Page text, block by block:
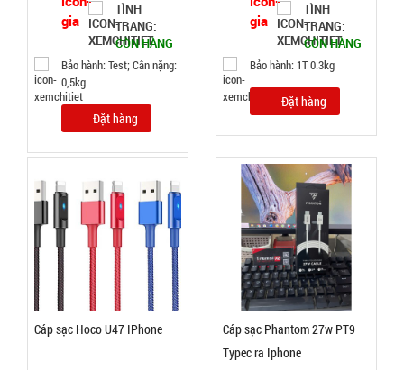
Cân nặng:
1kg
inox 1,8 Lít
( T24, full
vat )
SP004162
GIÁ:
TÌNH
TRẠNG:
CÒN HÀNG
Bảo hành: Test; Cân nặng:
0,5kg
Đặt hàng
TÌNH
TRẠNG:
CÒN HÀNG
Bảo hành: 1T 0.3kg
Đặt hàng
Cáp sạc Hoco U47 IPhone
Cáp sạc Phantom 27w PT9
Typec ra Iphone